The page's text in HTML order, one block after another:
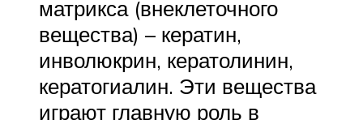
матрикса (внеклеточного
вещества) – кератин,
инволюкрин, кератолинин,
кератогиалин. Эти вещества
играют главную роль в